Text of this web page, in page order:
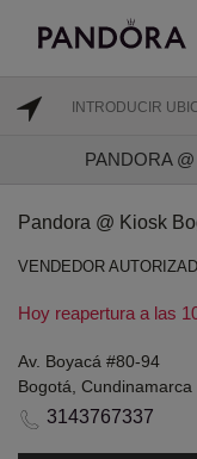
PANDORA
Pandora @ Kiosk
VENDEDOR
Hoy reapertura a las
Av. Boyacá #80-94
Bogotá, Cundinamarca
3143767337